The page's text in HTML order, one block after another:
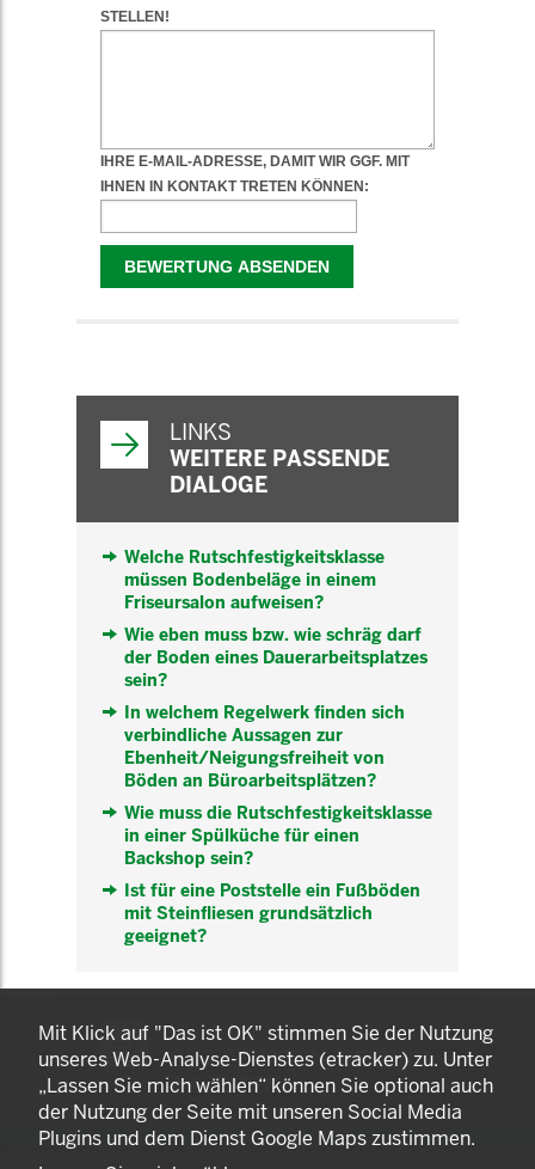
LINKS
WEITERE PASSENDE
DIALOGE
Welche Rutschfestigkeitsklasse
müssen Bodenbeläge in einem
Friseursalon aufweisen?
Wie eben muss bzw. wie schräg darf
der Boden eines Dauerarbeitsplatzes
sein?
In welchem Regelwerk finden sich
verbindliche Aussagen zur
Ebenheit/Neigungsfreiheit von
Böden an Büroarbeitsplätzen?
Wie muss die Rutschfestigkeitsklasse
in einer Spülküche für einen
Backshop sein?
Ist für eine Poststelle ein Fußböden
mit Steinfliesen grundsätzlich
geeignet?
KOMNET
GUT BERATEN. GESUND
ARBEITEN.
Mit Klick auf "Das ist OK" stimmen Sie der Nutzung
unseres Web-Analyse-Dienstes (etracker) zu. Unter
„Lassen Sie mich wählen“ können Sie optional auch
der Nutzung der Seite mit unseren Social Media
Plugins und dem Dienst Google Maps zustimmen.